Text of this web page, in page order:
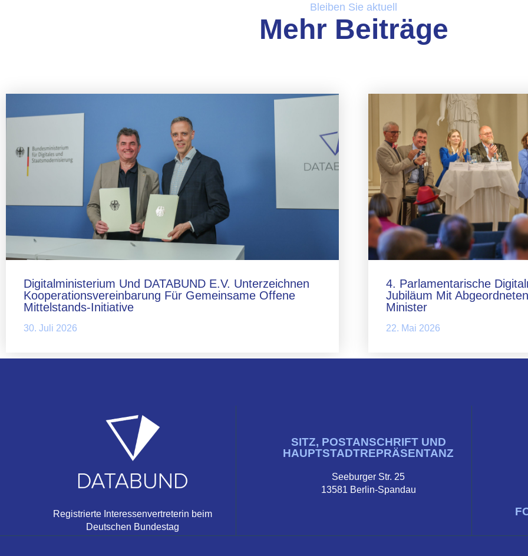
Bleiben Sie aktuell
Mehr Beiträge
Digitalministerium Und DATABUND E.V. Unterzeichnen
Kooperationsvereinbarung Für Gemeinsame Offene
Mittelstands-Initiative
30. Juli 2026
4. Parlamentarische
Jubiläum Mit
Minister
22. Mai 2026
Registrierte Interessenvertreterin beim
Deutschen Bundestag
SITZ, POSTANSCHRIFT UND
HAUPTSTADTREPRÄSENTANZ
Seeburger Str. 25
13581 Berlin-Spandau